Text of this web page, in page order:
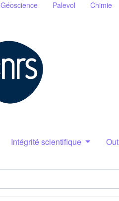
Géoscience Palevol Chimie
Intégrité scientifique